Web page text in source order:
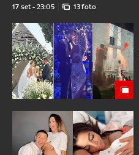
17 set - 23:05 13 foto